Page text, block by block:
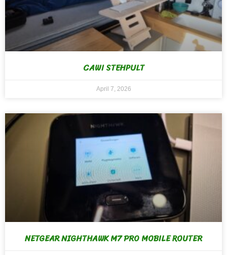
CAWI STEHPULT
April 7, 2026
NETGEAR NIGHTHAWK M7 PRO MOBILE ROUTER